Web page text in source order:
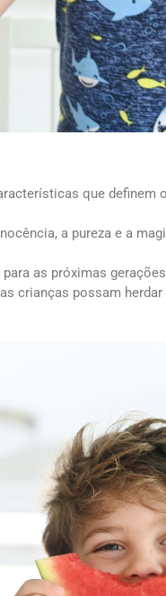
que definem
a pureza e a
as próximas
crianças possam herdar